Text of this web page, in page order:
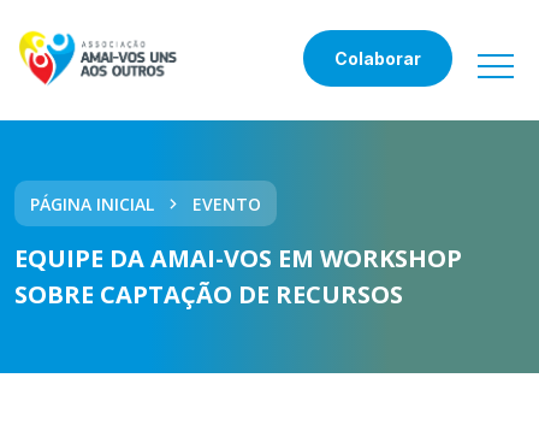
Colaborar
PÁGINA INICIAL EVENTO
EQUIPE DA AMAI-VOS EM WORKSHOP
SOBRE CAPTAÇÃO DE RECURSOS